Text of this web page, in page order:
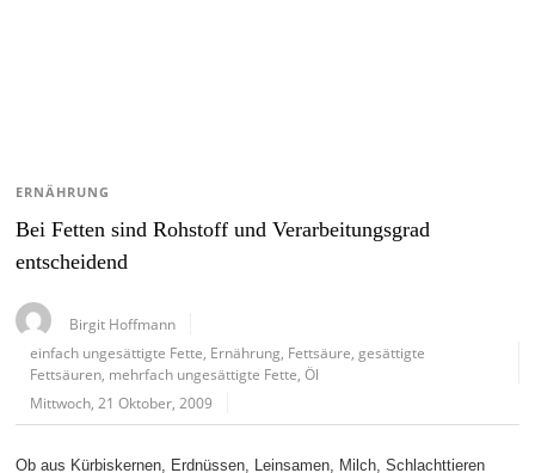
ERNÄHRUNG
Bei Fetten sind Rohstoff und Verarbeitungsgrad
entscheidend
Birgit Hoffmann
einfach ungesättigte Fette Ernährung Fettsäure gesättigte
Fettsäuren mehrfach ungesättigte Fette ,Öl
Mittwoch, 21 Oktober, 2009
Ob aus Kürbiskernen, Erdnüssen, Leinsamen, Milch, Schlachttieren